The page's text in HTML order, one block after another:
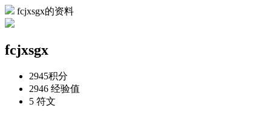
fcjxsgx的资料
fcjxsgx
2945积分
2946 经验值
5 符文